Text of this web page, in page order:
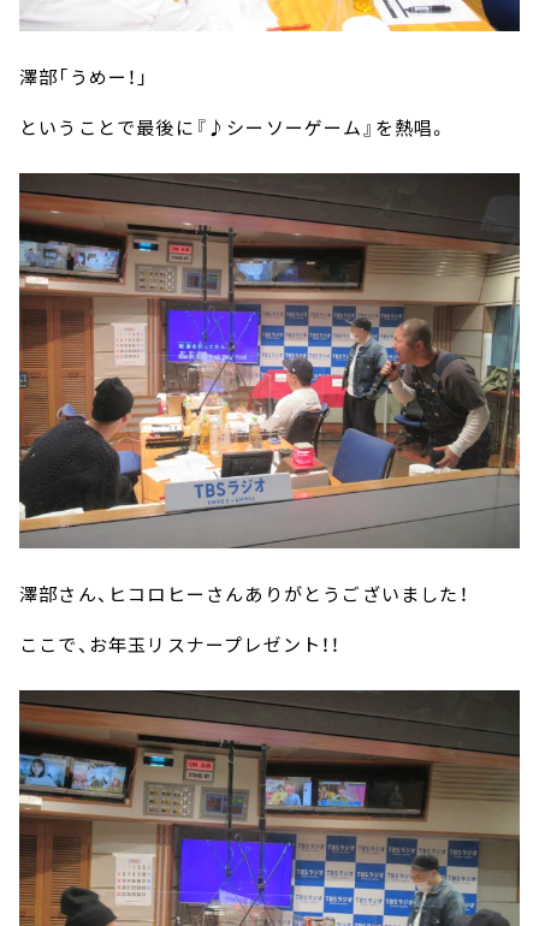
澤部「うめー！」
ということで最後に『♪シーソーゲーム』を熱唱。
澤部さん、ヒコロヒーさんありがとうございました！
ここで、お年玉リスナープレゼント！！